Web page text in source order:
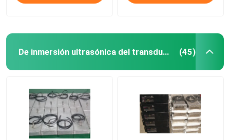
De inmersión ultrasónica del transductor (45)